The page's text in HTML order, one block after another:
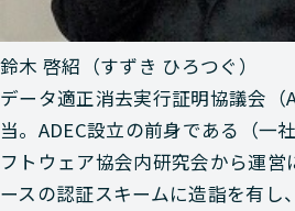
鈴木 啓紹（すずき ひろつぐ）
データ適正消去実行証明協議会（
当。ADEC設立の前身である（一
フトウェア協会内研究会から運営
ースの認証スキームに造詣を有し